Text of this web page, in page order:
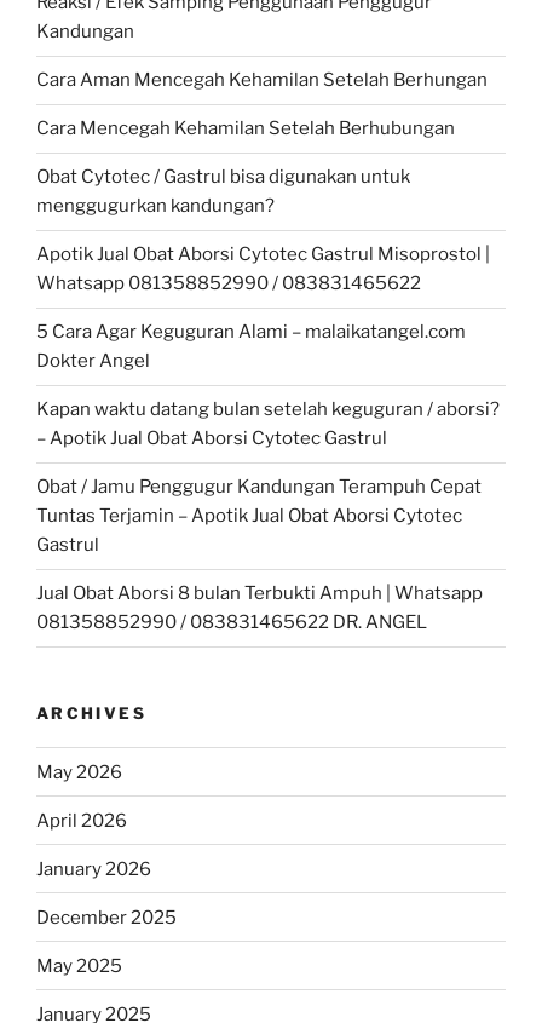
Kandungan
Cara Aman Mencegah Kehamilan Setelah Berhungan
Cara Mencegah Kehamilan Setelah Berhubungan
Obat Cytotec / Gastrul bisa digunakan untuk
menggugurkan kandungan?
Apotik Jual Obat Aborsi Cytotec Gastrul Misoprostol |
Whatsapp 081358852990 / 083831465622
5 Cara Agar Keguguran Alami – malaikatangel.com
Dokter Angel
Kapan waktu datang bulan setelah keguguran / aborsi?
– Apotik Jual Obat Aborsi Cytotec Gastrul
Obat / Jamu Penggugur Kandungan Terampuh Cepat
Tuntas Terjamin – Apotik Jual Obat Aborsi Cytotec
Gastrul
Jual Obat Aborsi 8 bulan Terbukti Ampuh | Whatsapp
081358852990 / 083831465622 DR. ANGEL
ARCHIVES
May 2026
April 2026
January 2026
December 2025
May 2025
January 2025